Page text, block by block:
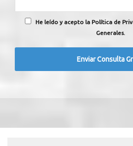
He leído y acepto la Política de
Generales.